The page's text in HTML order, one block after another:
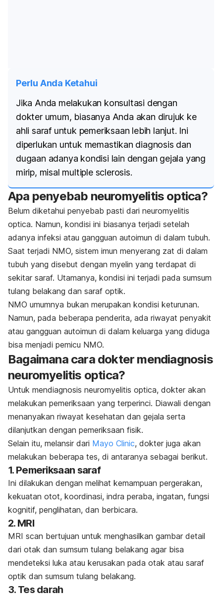
Perlu Anda Ketahui
Jika Anda melakukan konsultasi dengan
dokter umum, biasanya Anda akan dirujuk ke
ahli saraf untuk pemeriksaan lebih lanjut. Ini
diperlukan untuk memastikan diagnosis dan
dugaan adanya kondisi lain dengan gejala yang
mirip, misal multiple sclerosis.
Apa penyebab neuromyelitis optica?
Belum diketahui penyebab pasti dari neuromyelitis
optica. Namun, kondisi ini biasanya terjadi setelah
adanya infeksi atau gangguan autoimun di dalam tubuh.
Saat terjadi NMO, sistem imun menyerang zat di dalam
tubuh yang disebut dengan myelin yang terdapat di
sekitar saraf. Utamanya, kondisi ini terjadi pada sumsum
tulang belakang dan saraf optik.
NMO umumnya bukan merupakan kondisi keturunan.
Namun, pada beberapa penderita, ada riwayat penyakit
atau gangguan autoimun di dalam keluarga yang diduga
bisa menjadi pemicu NMO.
Bagaimana cara dokter mendiagnosis
neuromyelitis optica?
Untuk mendiagnosis neuromyelitis optica, dokter akan
melakukan pemeriksaan yang terperinci. Diawali dengan
menanyakan riwayat kesehatan dan gejala serta
dilanjutkan dengan pemeriksaan fisik.
Selain itu, melansir dari Mayo Clinic, dokter juga akan
melakukan beberapa tes, di antaranya sebagai berikut.
1. Pemeriksaan saraf
Ini dilakukan dengan melihat kemampuan pergerakan,
kekuatan otot, koordinasi, indra peraba, ingatan, fungsi
kognitif, penglihatan, dan berbicara.
2. MRI
MRI scan bertujuan untuk menghasilkan gambar detail
dari otak dan sumsum tulang belakang agar bisa
mendeteksi luka atau kerusakan pada otak atau saraf
optik dan sumsum tulang belakang.
3. Tes darah